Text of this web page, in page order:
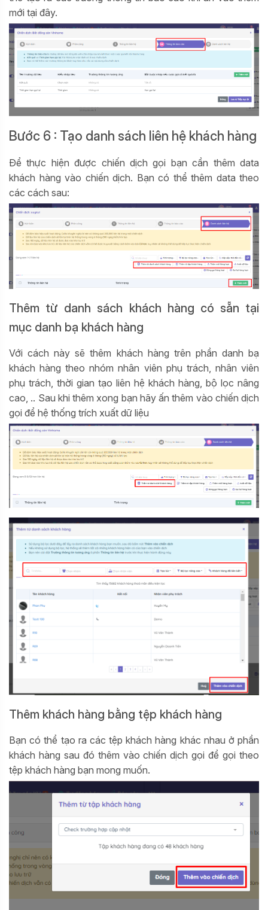
mới tại đây.
Bước 6 : Tạo danh sách liên hệ khách hàng
Để thực hiện được chiến dịch gọi bạn cần thêm data
khách hàng vào chiến dịch. Bạn có thể thêm data theo
các cách sau:
Thêm từ danh sách khách hàng có sẵn tại
mục danh bạ khách hàng
Với cách này sẽ thêm khách hàng trên phần danh bạ
khách hàng theo nhóm nhân viên phụ trách, nhân viên
phụ trách, thời gian tạo liên hệ khách hàng, bộ lọc nâng
cao, .. Sau khi thêm xong bạn hãy ấn thêm vào chiến dịch
gọi để hệ thống trích xuất dữ liệu
Thêm khách hàng bằng tệp khách hàng
Bạn có thể tạo ra các tệp khách hàng khác nhau ở phần
khách hàng sau đó thêm vào chiến dịch gọi để gọi theo
tệp khách hàng bạn mong muốn.